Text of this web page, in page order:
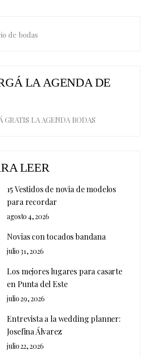
LA AGENDA DE
LEER
15 Vestidos de novia de modelos
para recordar
agosto 4, 2026
Novias con tocados bandana
julio 31, 2026
Los mejores lugares para casarte
en Punta del Este
julio 29, 2026
Entrevista a la wedding planner:
Josefina Álvarez
julio 22, 2026